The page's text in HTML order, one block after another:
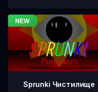
Sprunki Чистилище